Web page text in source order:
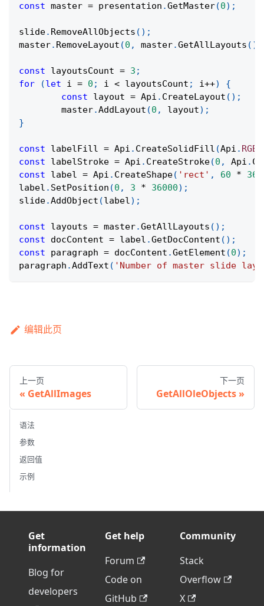
const master = presentation .GetMaster(0) ;
slide. RemoveAllObjects ( ) ;
master. RemoveLayout (0 , master.GetAllLayouts ( )
const layoutsCount = 3 ;
for
(let i = 0 ; i < layoutsCount ; i++)
{
const layout = Api . CreateLayout ( ) ;
	master
.AddLayout (0 , layout) ;
}
const labelFill = Api . CreateSolidFill (Api . RGB
const labelStroke = Api . CreateStroke(0 , Api .
const label = Api . CreateShape( 'rect' , 60 *
label . SetPosition (0 , 3 * 36000) ;
slide.AddObject (label) ;
const layouts = master.GetAllLayouts ( ) ;
const docContent = label .GetDocContent ( ) ;
const paragraph = docContent .GetElement (0) ;
paragraph .AddText ( 'Number of master slide
编辑此页
上一页
GetAllImages
下一页
GetAllOleObjects
语法
参数
返回值
示例
Get
information
Blog for
developers
Get help
Forum
Code on
GitHub
Community
Stack
Overflow
X